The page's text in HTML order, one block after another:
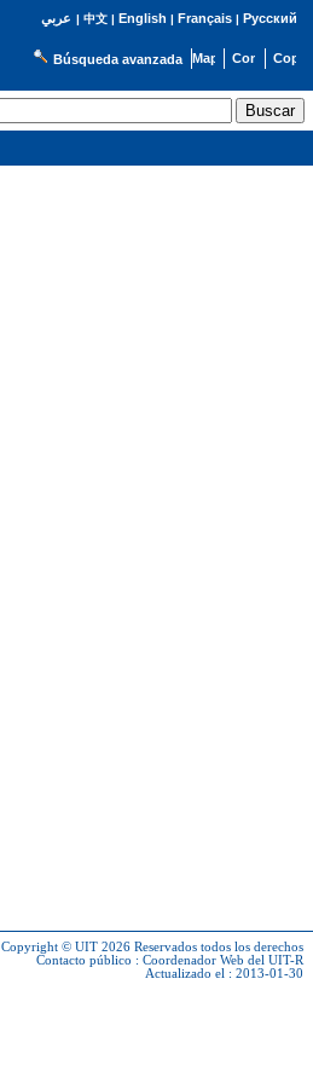
عربي | 中文| English | Français| Русский
Búsqueda avanzada
Copyright © UIT 2026 Reservados todos los derechos
Contacto público : Coordenador Web del UIT-R
Actualizado el : 2013-01-30